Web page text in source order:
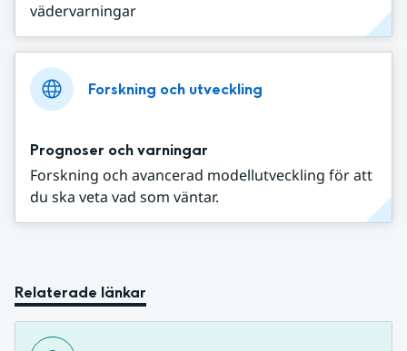
vädervarningar
Forskning och utveckling
Prognoser och varningar
Forskning och avancerad modellutveckling för att
du ska veta vad som väntar.
Relaterade länkar